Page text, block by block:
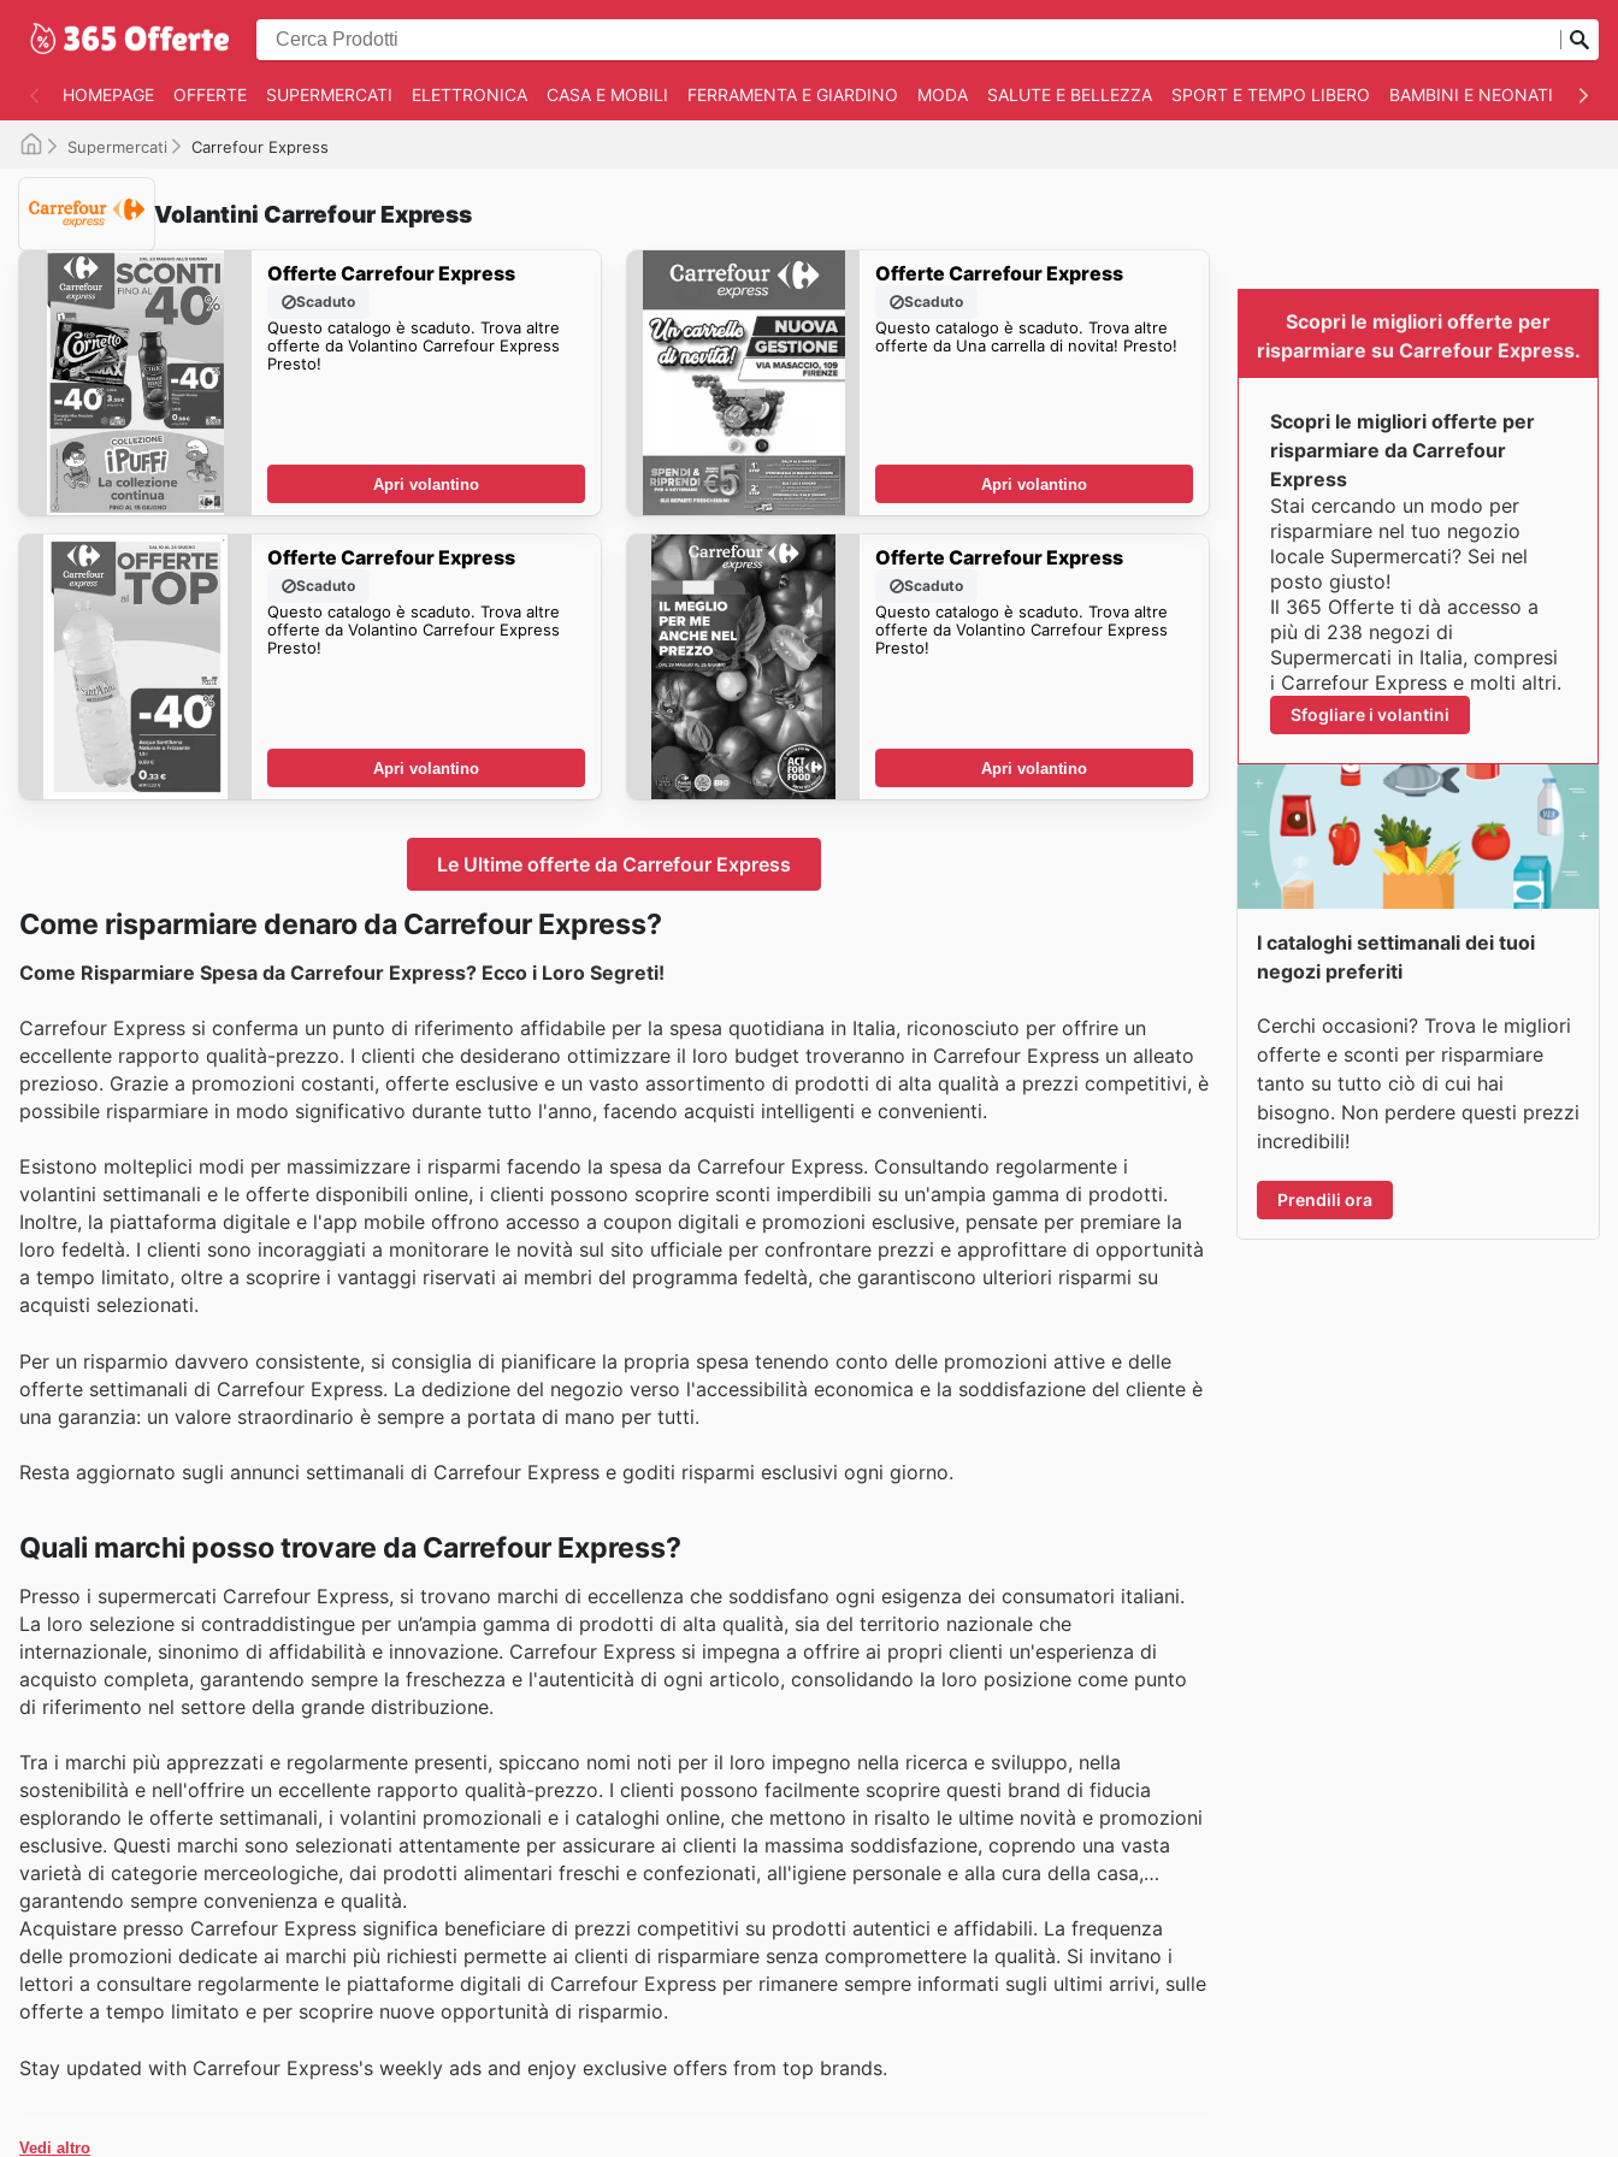
HOMEPAGE OFFERTE SUPERMERCATI ELETTRONICA CASA E MOBILI FERRAMENTA E GIARDINO MODA SALUTE E BELLEZZA SPORT E TEMPO LIBERO BAMBINI E NEONATI
Supermercati Carrefour Express
Volantini Carrefour Express
Offerte Carrefour Express
Scaduto
Questo catalogo è scaduto. Trova altre
offerte da Volantino Carrefour Express
Presto!
Apri volantino
Offerte Carrefour Express
Scaduto
Questo catalogo è scaduto. Trova altre
offerte da Una carrella di novita! Presto!
Apri volantino
Offerte Carrefour Express
Scaduto
Questo catalogo è scaduto. Trova altre
offerte da Volantino Carrefour Express
Presto!
Apri volantino
Offerte Carrefour Express
Scaduto
Questo catalogo è scaduto. Trova altre
offerte da Volantino Carrefour Express
Presto!
Apri volantino
Le Ultime offerte da Carrefour Express
Come risparmiare denaro da Carrefour Express?
Come Risparmiare Spesa da Carrefour Express? Ecco i Loro Segreti!
Carrefour Express si conferma un punto di riferimento affidabile per la spesa quotidiana in Italia, riconosciuto per offrire un
eccellente rapporto qualità-prezzo. I clienti che desiderano ottimizzare il loro budget troveranno in Carrefour Express un alleato
prezioso. Grazie a promozioni costanti, offerte esclusive e un vasto assortimento di prodotti di alta qualità a prezzi competitivi, è
possibile risparmiare in modo significativo durante tutto l'anno, facendo acquisti intelligenti e convenienti.
Esistono molteplici modi per massimizzare i risparmi facendo la spesa da Carrefour Express. Consultando regolarmente i
volantini settimanali e le offerte disponibili online, i clienti possono scoprire sconti imperdibili su un'ampia gamma di prodotti.
Inoltre, la piattaforma digitale e l'app mobile offrono accesso a coupon digitali e promozioni esclusive, pensate per premiare la
loro fedeltà. I clienti sono incoraggiati a monitorare le novità sul sito ufficiale per confrontare prezzi e approfittare di opportunità
a tempo limitato, oltre a scoprire i vantaggi riservati ai membri del programma fedeltà, che garantiscono ulteriori risparmi su
acquisti selezionati.
Per un risparmio davvero consistente, si consiglia di pianificare la propria spesa tenendo conto delle promozioni attive e delle
offerte settimanali di Carrefour Express. La dedizione del negozio verso l'accessibilità economica e la soddisfazione del cliente è
una garanzia: un valore straordinario è sempre a portata di mano per tutti.
Resta aggiornato sugli annunci settimanali di Carrefour Express e goditi risparmi esclusivi ogni giorno.
Quali marchi posso trovare da Carrefour Express?
Presso i supermercati Carrefour Express, si trovano marchi di eccellenza che soddisfano ogni esigenza dei consumatori italiani.
La loro selezione si contraddistingue per un’ampia gamma di prodotti di alta qualità, sia del territorio nazionale che
internazionale, sinonimo di affidabilità e innovazione. Carrefour Express si impegna a offrire ai propri clienti un'esperienza di
acquisto completa, garantendo sempre la freschezza e l'autenticità di ogni articolo, consolidando la loro posizione come punto
di riferimento nel settore della grande distribuzione.
Tra i marchi più apprezzati e regolarmente presenti, spiccano nomi noti per il loro impegno nella ricerca e sviluppo, nella
sostenibilità e nell'offrire un eccellente rapporto qualità-prezzo. I clienti possono facilmente scoprire questi brand di fiducia
esplorando le offerte settimanali, i volantini promozionali e i cataloghi online, che mettono in risalto le ultime novità e promozioni
esclusive. Questi marchi sono selezionati attentamente per assicurare ai clienti la massima soddisfazione, coprendo una vasta
varietà di categorie merceologiche, dai prodotti alimentari freschi e confezionati, all'igiene personale e alla cura della casa,
garantendo sempre convenienza e qualità.
Acquistare presso Carrefour Express significa beneficiare di prezzi competitivi su prodotti autentici e affidabili. La frequenza
delle promozioni dedicate ai marchi più richiesti permette ai clienti di risparmiare senza compromettere la qualità. Si invitano i
lettori a consultare regolarmente le piattaforme digitali di Carrefour Express per rimanere sempre informati sugli ultimi arrivi, sulle
offerte a tempo limitato e per scoprire nuove opportunità di risparmio.
Stay updated with Carrefour Express's weekly ads and enjoy exclusive offers from top brands.
Vedi altro
Scopri le migliori offerte per
risparmiare su Carrefour Express.
Scopri le migliori offerte per
risparmiare da Carrefour
Express
Stai cercando un modo per
risparmiare nel tuo negozio
locale Supermercati? Sei nel
posto giusto!
Il 365 Offerte ti dà accesso a
più di 238 negozi di
Supermercati in Italia, compresi
i Carrefour Express e molti altri.
Sfogliare i volantini
I cataloghi settimanali dei tuoi
negozi preferiti
Cerchi occasioni? Trova le migliori
offerte e sconti per risparmiare
tanto su tutto ciò di cui hai
bisogno. Non perdere questi prezzi
incredibili!
Prendili ora